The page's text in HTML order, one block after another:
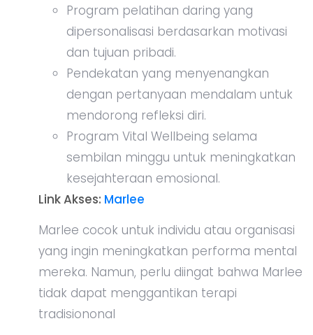
Program pelatihan daring yang
dipersonalisasi berdasarkan motivasi
dan tujuan pribadi.
Pendekatan yang menyenangkan
dengan pertanyaan mendalam untuk
mendorong refleksi diri.
Program Vital Wellbeing selama
sembilan minggu untuk meningkatkan
kesejahteraan emosional.
Link Akses: Marlee
Marlee cocok untuk individu atau organisasi
yang ingin meningkatkan performa mental
mereka. Namun, perlu diingat bahwa Marlee
tidak dapat menggantikan terapi
tradisiononal